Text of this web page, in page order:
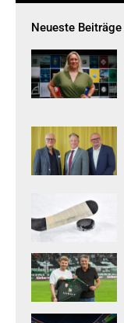
Neueste Beiträge